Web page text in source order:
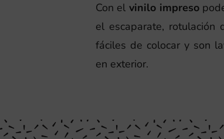
Con el vinilo impreso
el escaparate, rotulación
fáciles de colocar y son
en exterior.